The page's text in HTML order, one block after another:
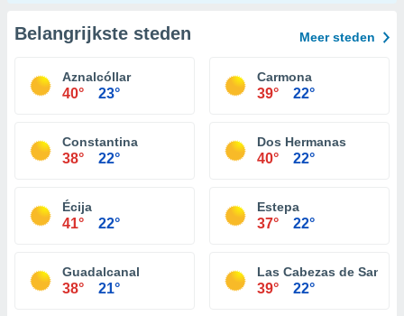
Belangrijkste steden Meer steden
Aznalcóllar
40° 23°
Carmona
39° 22°
Constantina
38° 22°
Dos Hermanas
40° 22°
Écija
41° 22°
Estepa
37° 22°
Guadalcanal
38° 21°
Las Cabezas de San
39° 22°